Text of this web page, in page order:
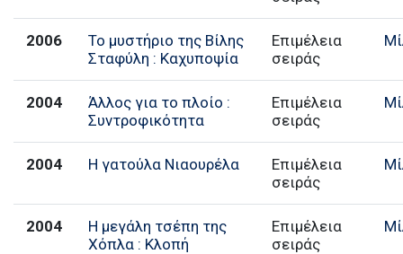
2006
Το μυστήριο της Βίλης
Σταφύλη : Καχυποψία
Επιμέλεια
σειράς
2004
Άλλος για το πλοίο :
Συντροφικότητα
Επιμέλεια
σειράς
2004 Η γατούλα Νιαουρέλα
Επιμέλεια
σειράς
2004
Η μεγάλη τσέπη της
Χόπλα : Κλοπή
Επιμέλεια
σειράς